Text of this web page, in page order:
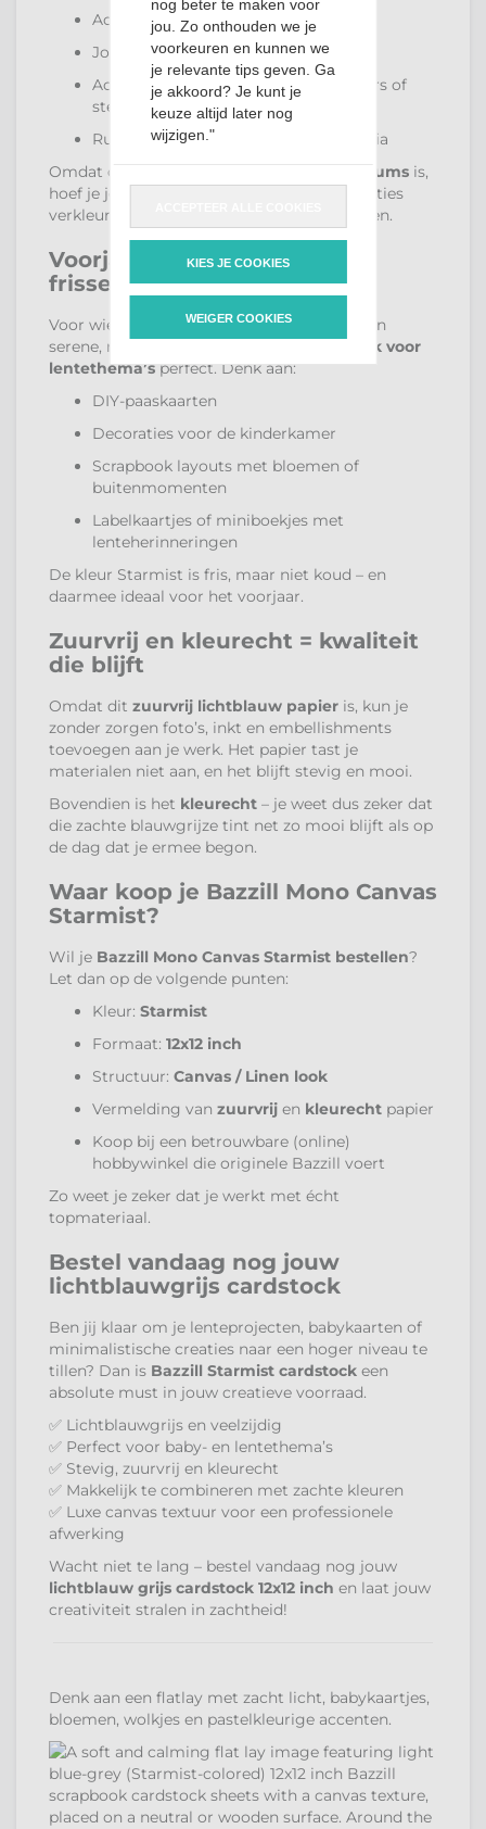
Achtergrond voor foto’s
Journalingkaartjes of labels
Accenten bij bloemen, wolken, vlinders of
sterren
Rustige ondergrond voor mixed media
Omdat dit
kleurecht papier voor babyalbums is,
hoef je je geen zorgen te maken dat je creaties
verkleuren of vaal worden over de jaren heen.
Voorjaarsprojecten met een
frisse touch
Voor wie houdt vanlenteprojecten
met een
serene, moderne uitstraling is dit
cardstock voor
lentethema’sperfect. Denk aan:
DIY-paaskaarten
Decoraties voor de kinderkamer
Scrapbook layouts met bloemen of
buitenmomenten
Labelkaartjes of miniboekjes met
lenteherinneringen
De kleur Starmist is fris, maar niet koud – en
daarmee ideaal voor het voorjaar.
Zuurvrij en kleurecht = kwaliteit
die blijft
Omdat dit zuurvrij lichtblauw papier is, kun je
zonder zorgen foto’s, inkt en embellishments
toevoegen aan je werk. Het papier tast je
materialen niet aan, en het blijft stevig en mooi.
Bovendien is het kleurecht – je weet dus zeker dat
die zachte blauwgrijze tint net zo mooi blijft als op
de dag dat je ermee begon.
Waar koop je Bazzill Mono Canvas
Starmist?
Wil je Bazzill Mono Canvas Starmist bestellen?
Let dan op de volgende punten:
Kleur: Starmist
Formaat: 12x12 inch
Structuur: Canvas / Linen look
Vermelding van zuurvrij en kleurecht papier
Koop bij een betrouwbare (online)
hobbywinkel die originele Bazzill voert
Zo weet je zeker dat je werkt met écht
topmateriaal.
Bestel vandaag nog jouw
lichtblauwgrijs cardstock
Ben jij klaar om je lenteprojecten, babykaarten of
minimalistische creaties naar een hoger niveau te
tillen? Dan is Bazzill Starmist cardstock een
absolute must in jouw creatieve voorraad.
✅ Lichtblauwgrijs en veelzijdig
✅ Perfect voor baby- en lentethema’s
✅ Stevig, zuurvrij en kleurecht
✅ Makkelijk te combineren met zachte kleuren
✅ Luxe canvas textuur voor een professionele
afwerking
Wacht niet te lang – bestel vandaag nog jouw
lichtblauw grijs cardstock 12x12 inch en laat jouw
creativiteit stralen in zachtheid!
Denk aan een flatlay met zacht licht, babykaartjes,
bloemen, wolkjes en pastelkleurige accenten.
nog beter te maken voor
jou. Zo onthouden we je
voorkeuren en kunnen we
je relevante tips geven. Ga
je akkoord? Je kunt je
keuze altijd later nog
wijzigen."
KIES JE COOKIES
WEIGER COOKIES